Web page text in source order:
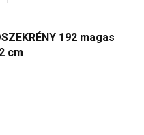
192 magas
cm